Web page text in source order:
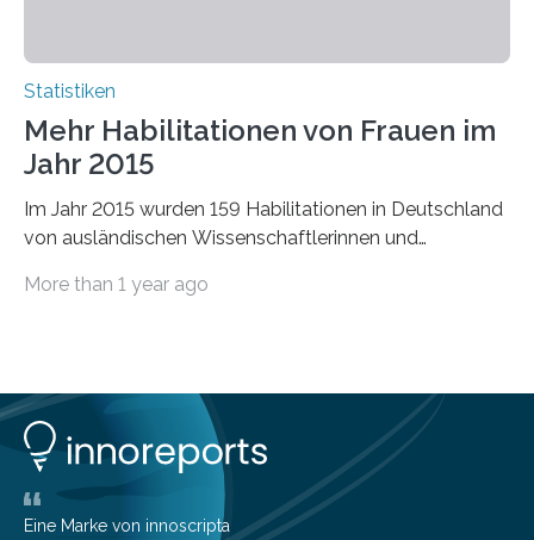
Statistiken
Mehr Habilitationen von Frauen im
Jahr 2015
Im Jahr 2015 wurden 159 Habilitationen in Deutschland
von ausländischen Wissenschaftlerinnen und
More than 1 year ago
Eine Marke von innoscripta